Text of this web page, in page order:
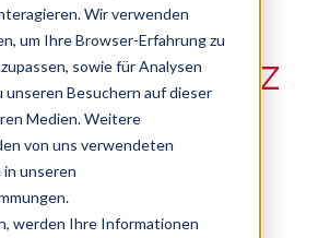
Wir verwenden
um Ihre Browser-Erfahrung zu
sowie für Analysen
unseren Besuchern auf dieser
Medien. Weitere
von uns verwendeten
in unseren
werden Ihre Informationen
da das Suchfeld leer ist.
Intelligenz
nutzen
verfügbar